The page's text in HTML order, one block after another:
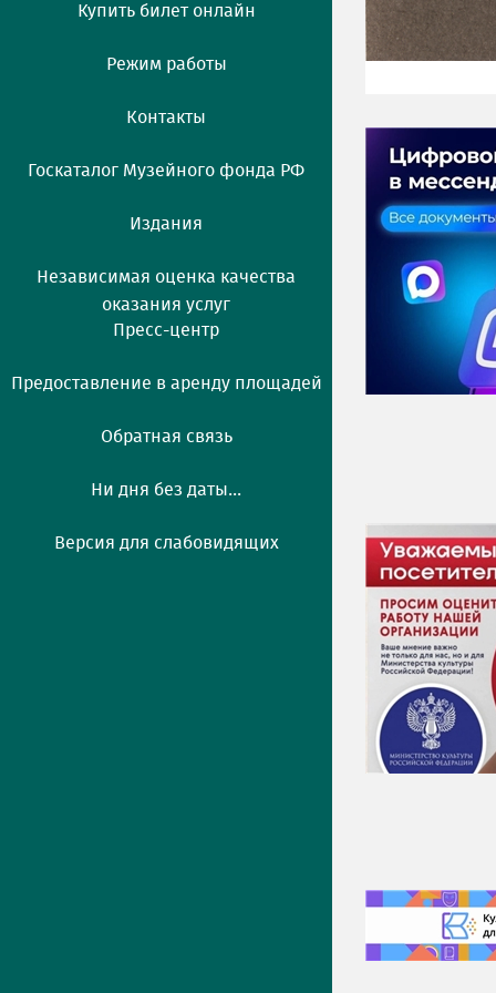
Купить билет онлайн
Режим работы
Контакты
Госкаталог Музейного фонда РФ
Издания
Независимая оценка качества
оказания услуг
Пресс-центр
Предоставление в аренду площадей
Обратная связь
Ни дня без даты...
Версия для слабовидящих